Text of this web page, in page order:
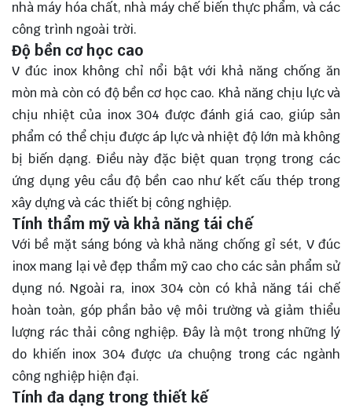
nhà máy hóa chất, nhà máy chế biến thực phẩm, và các
công trình ngoài trời.
Độ bền cơ học cao
V đúc inox không chỉ nổi bật với khả năng chống ăn
mòn mà còn có độ bền cơ học cao. Khả năng chịu lực và
chịu nhiệt của inox 304 được đánh giá cao, giúp sản
phẩm có thể chịu được áp lực và nhiệt độ lớn mà không
bị biến dạng. Điều này đặc biệt quan trọng trong các
ứng dụng yêu cầu độ bền cao như kết cấu thép trong
xây dựng và các thiết bị công nghiệp.
Tính thẩm mỹ và khả năng tái chế
Với bề mặt sáng bóng và khả năng chống gỉ sét, V đúc
inox mang lại vẻ đẹp thẩm mỹ cao cho các sản phẩm sử
dụng nó. Ngoài ra, inox 304 còn có khả năng tái chế
hoàn toàn, góp phần bảo vệ môi trường và giảm thiểu
lượng rác thải công nghiệp. Đây là một trong những lý
do khiến inox 304 được ưa chuộng trong các ngành
công nghiệp hiện đại.
Tính đa dạng trong thiết kế